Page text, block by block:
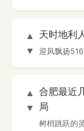
▲
▼
天时地利
迎风飘扬516
▲
▼
合肥最近
局
树梢跳跃的